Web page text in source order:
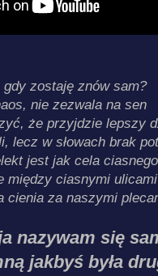
zostaję znów sam?
nie zezwala na sen
że przyjdzie lepszy
lecz w słowach brak
jest jak cela
między ciasnymi ulicami
cienia za naszymi
nazywam się
jakbyś była